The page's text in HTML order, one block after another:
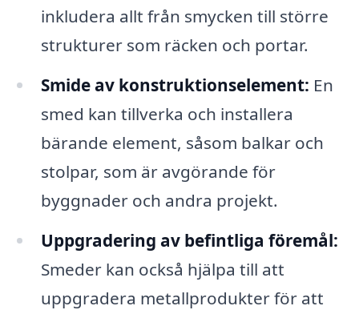
inkludera allt från smycken till större
strukturer som räcken och portar.
Smide av konstruktionselement: En
smed kan tillverka och installera
bärande element, såsom balkar och
stolpar, som är avgörande för
byggnader och andra projekt.
Uppgradering av befintliga föremål:
Smeder kan också hjälpa till att
uppgradera metallprodukter för att